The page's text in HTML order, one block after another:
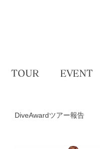
TOUR EVENT
DiveAwardツアー報告